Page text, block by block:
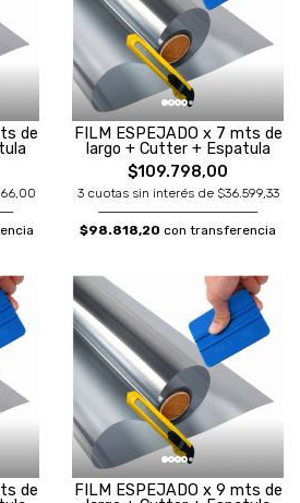
de
FILM ESPEJADO x 7 mts de
largo + Cutter + Espatula
$109.798,00
3 cuotas sin interés de $36.599,33
$98.818,20 con transferencia
de
FILM ESPEJADO x 9 mts de